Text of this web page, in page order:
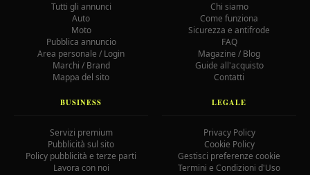
Tutti gli annunci
Auto
Moto
Pubblica annuncio
Area personale / Login
Marchi / Brand
Mappa del sito
Chi siamo
Come funziona
Sicurezza e antifrode
FAQ
Magazine / Blog
Guide all'acquisto
Contatti
BUSINESS
Servizi premium
Pubblicità sul sito
Policy pubblicità e terze parti
Lavora con noi
LEGALE
Privacy Policy
Cookie Policy
Gestisci preferenze cookie
Termini e Condizioni d'Uso